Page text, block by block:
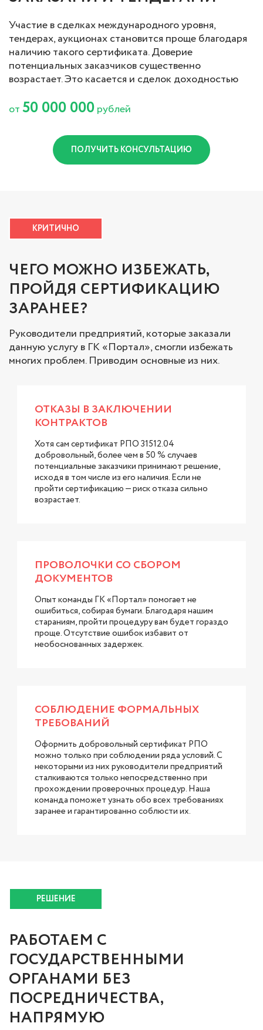
Участие в сделках международного уровня,
тендерах, аукционах становится проще благодаря
наличию такого сертификата. Доверие
потенциальных заказчиков существенно
возрастает. Это касается и сделок доходностью
от50 000 000рублей
ПОЛУЧИТЬ КОНСУЛЬТАЦИЮ
КРИТИЧНО
ЧЕГО МОЖНО ИЗБЕЖАТЬ,
ПРОЙДЯ СЕРТИФИКАЦИЮ
ЗАРАНЕЕ?
Руководители предприятий, которые заказали
данную услугу в ГК «Портал», смогли избежать
многих проблем. Приводим основные из них.
ОТКАЗЫ В ЗАКЛЮЧЕНИИ
КОНТРАКТОВ
Хотя сам сертификат РПО 31512.04
добровольный, более чем в 50 % случаев
потенциальные заказчики принимают решение,
исходя в том числе из его наличия. Если не
пройти сертификацию — риск отказа сильно
возрастает.
ПРОВОЛОЧКИ СО СБОРОМ
ДОКУМЕНТОВ
Опыт команды ГК «Портал» помогает не
ошибиться, собирая бумаги. Благодаря нашим
стараниям, пройти процедуру вам будет гораздо
проще. Отсутствие ошибок избавит от
необоснованных задержек.
СОБЛЮДЕНИЕ ФОРМАЛЬНЫХ
ТРЕБОВАНИЙ
Оформить добровольный сертификат РПО
можно только при соблюдении ряда условий. С
некоторыми из них руководители предприятий
сталкиваются только непосредственно при
прохождении проверочных процедур. Наша
команда поможет узнать обо всех требованиях
заранее и гарантированно соблюсти их.
РЕШЕНИЕ
РАБОТАЕМ С
ГОСУДАРСТВЕННЫМИ
ОРГАНАМИ БЕЗ
ПОСРЕДНИЧЕСТВА,
НАПРЯМУЮ